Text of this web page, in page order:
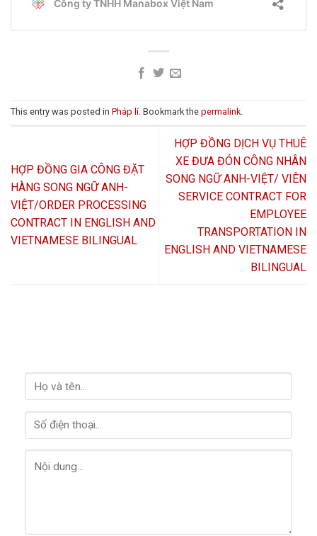
This entry was posted in Pháp lí. Bookmark the permalink.
HỢP ĐỒNG GIA CÔNG ĐẶT
HÀNG SONG NGỮ ANH-
VIỆT/ORDER PROCESSING
CONTRACT IN ENGLISH AND
VIETNAMESE BILINGUAL
HỢP ĐỒNG DỊCH VỤ THUÊ
XE ĐƯA ĐÓN CÔNG NHÂN
SONG NGỮ ANH-VIỆT/ VIÊN
SERVICE CONTRACT FOR
EMPLOYEE
TRANSPORTATION IN
ENGLISH AND VIETNAMESE
BILINGUAL